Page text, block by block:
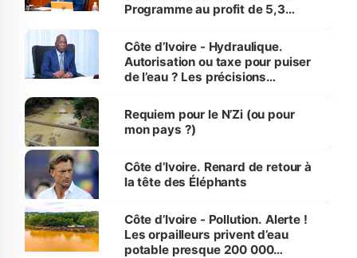
Programme au profit de 5,3
Côte d’Ivoire - Hydraulique.
Autorisation ou taxe pour puiser
de l’eau ? Les précisions
Requiem pour le N’Zi (ou pour
mon pays ?)
Côte d’Ivoire. Renard de retour à
la tête des Éléphants
Côte d’Ivoire - Pollution. Alerte !
Les orpailleurs privent d’eau
potable presque 200 000